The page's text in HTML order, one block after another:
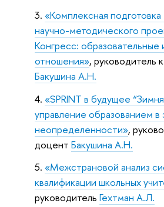
«Комплексная
научно-методического
Конгресс:
отношения», руководитель
Бакушина А.Н.
«SPRINT в будущее
управление образованием в
неопределенности»,
доцентБакушина А.Н.
«Межстрановой анализ
квалификации школьных
руководительГехтман А.Л.